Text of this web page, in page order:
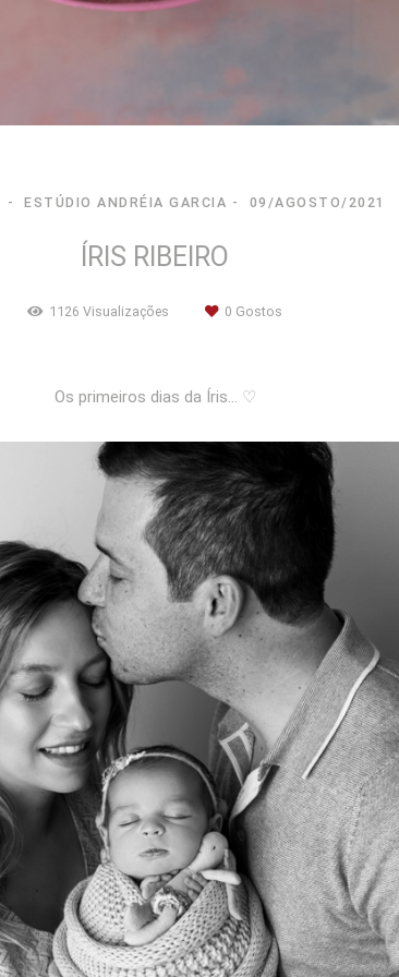
ESTÚDIO ANDRÉIA GARCIA 09/AGOSTO/2021
ÍRIS RIBEIRO
1126 Visualizações 0 Gostos
Os primeiros dias da Íris... ♡